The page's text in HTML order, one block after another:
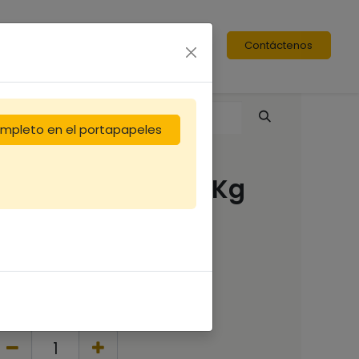
Contáctenos
Pack10 Pot verre 1Kg
en el portapapeles